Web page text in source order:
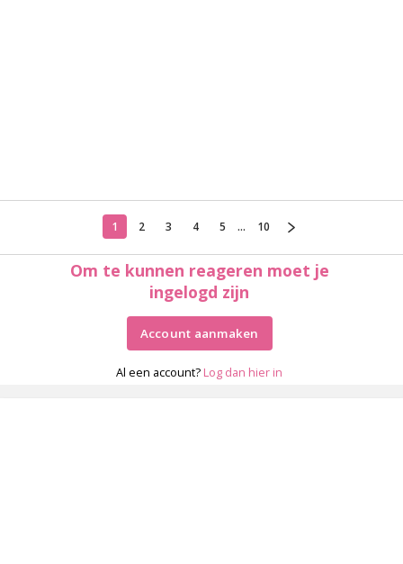
1 2 3 4 5 ... 10
Om te kunnen reageren moet je
ingelogd zijn
Account aanmaken
Al een account? Log dan hier in